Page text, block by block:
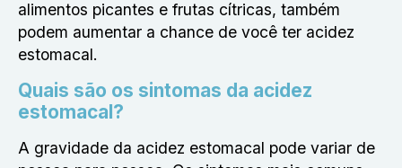
alimentos picantes e frutas cítricas, também
podem aumentar a chance de você ter acidez
estomacal.
Quais são os sintomas da acidez
estomacal?
A gravidade da acidez estomacal pode variar de